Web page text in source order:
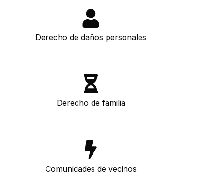
Derecho de daños personales
Derecho de familia
Comunidades de vecinos